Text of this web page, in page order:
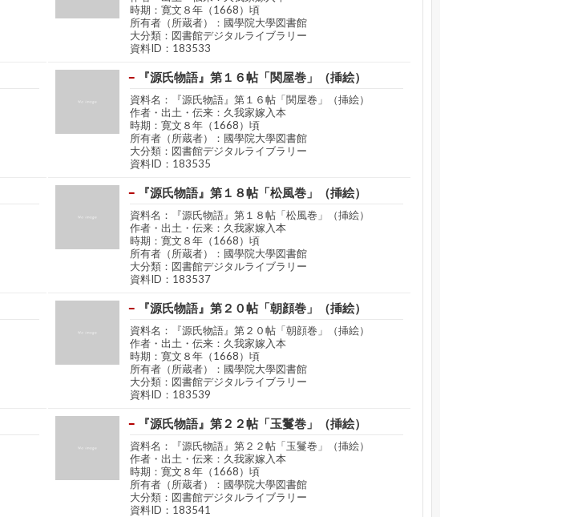
時期：寛文８年（1668）頃
所有者（所蔵者）：國學院大學図書館
大分類：図書館デジタルライブラリー
資料ID：183533
『源氏物語』第１６帖「関屋巻」（挿絵）
資料名：『源氏物語』第１６帖「関屋巻」（挿絵）
作者・出土・伝来：久我家嫁入本
時期：寛文８年（1668）頃
所有者（所蔵者）：國學院大學図書館
大分類：図書館デジタルライブラリー
資料ID：183535
『源氏物語』第１８帖「松風巻」（挿絵）
資料名：『源氏物語』第１８帖「松風巻」（挿絵）
作者・出土・伝来：久我家嫁入本
時期：寛文８年（1668）頃
所有者（所蔵者）：國學院大學図書館
大分類：図書館デジタルライブラリー
資料ID：183537
『源氏物語』第２０帖「朝顔巻」（挿絵）
資料名：『源氏物語』第２０帖「朝顔巻」（挿絵）
作者・出土・伝来：久我家嫁入本
時期：寛文８年（1668）頃
所有者（所蔵者）：國學院大學図書館
大分類：図書館デジタルライブラリー
資料ID：183539
『源氏物語』第２２帖「玉鬘巻」（挿絵）
資料名：『源氏物語』第２２帖「玉鬘巻」（挿絵）
作者・出土・伝来：久我家嫁入本
時期：寛文８年（1668）頃
所有者（所蔵者）：國學院大學図書館
大分類：図書館デジタルライブラリー
資料ID：183541